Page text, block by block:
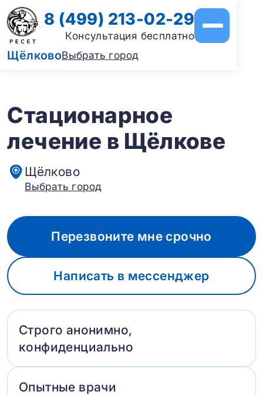
ЩёлковоВыбрать город
8 (499) 213-02-29
Консультация бесплатно
Стационарное
лечение в Щёлкове
Щёлково
Выбрать город
Перезвоните мне срочно
Написать в мессенджер
Строго анонимно,
конфиденциально
Опытные врачи